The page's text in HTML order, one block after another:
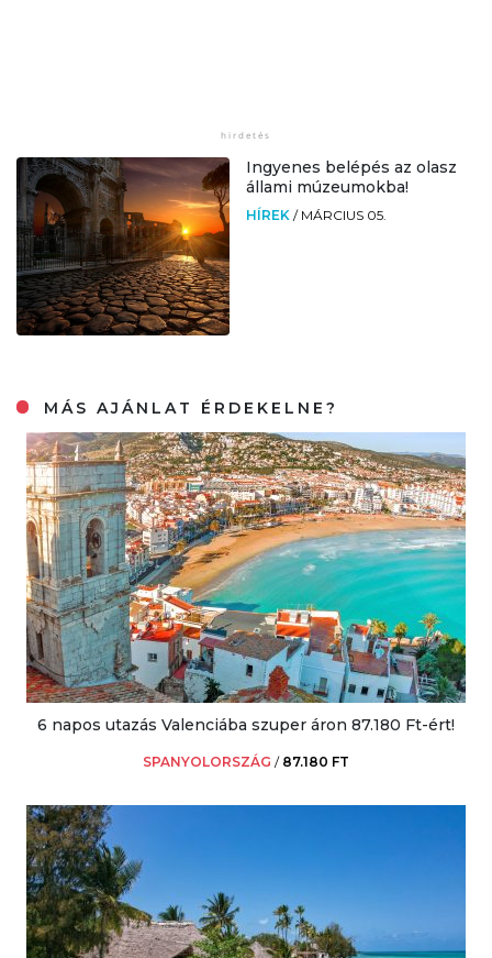
Ingyenes belépés az olasz
állami múzeumokba!
HÍREK / MÁRCIUS 05.
MÁS AJÁNLAT ÉRDEKELNE?
6 napos utazás Valenciába szuper áron 87.180 Ft-ért!
SPANYOLORSZÁG / 87.180 FT